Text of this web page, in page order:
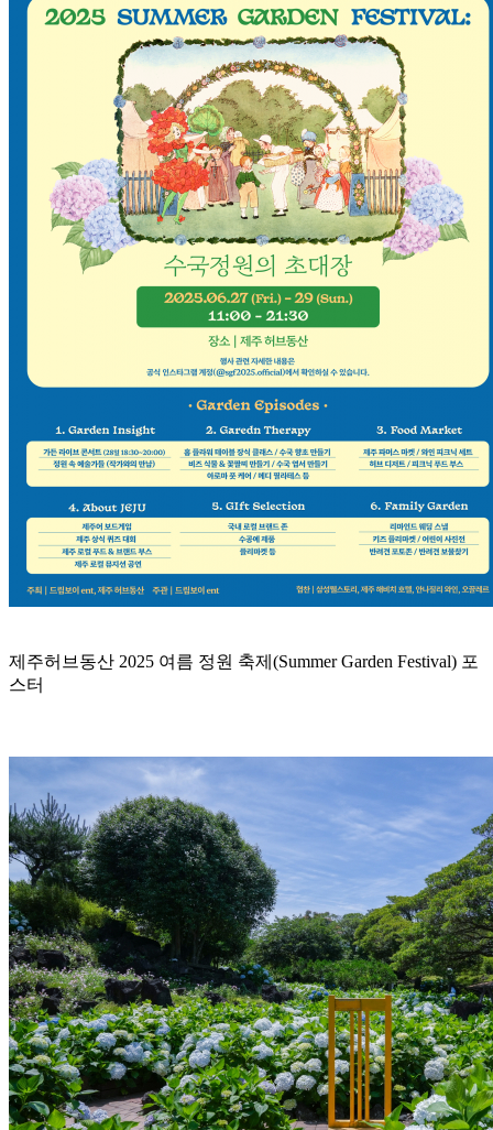
제주허브동산 2025 여름 정원 축제(Summer Garden Festival) 포
스터